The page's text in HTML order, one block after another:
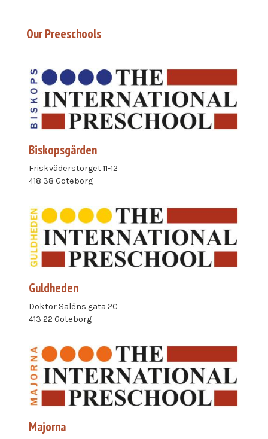
Our Preeschools
Biskopsgården
Friskväderstorget 11-12
418 38 Göteborg
Guldheden
Doktor Saléns gata 2C
413 22 Göteborg
Majorna